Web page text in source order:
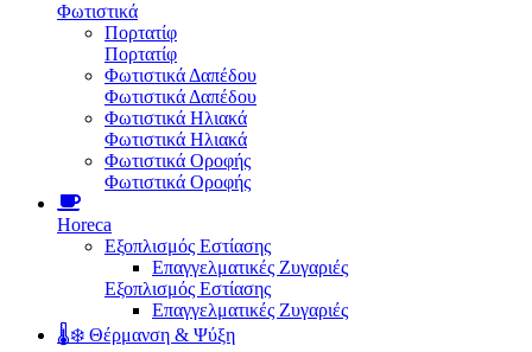
Φωτιστικά
Πορτατίφ
Πορτατίφ
Φωτιστικά Δαπέδου
Φωτιστικά Δαπέδου
Φωτιστικά Ηλιακά
Φωτιστικά Ηλιακά
Φωτιστικά Οροφής
Φωτιστικά Οροφής
Horeca
Εξοπλισμός Εστίασης
Επαγγελματικές Ζυγαριές
Εξοπλισμός Εστίασης
Επαγγελματικές Ζυγαριές
🌡️❄️ Θέρμανση & Ψύξη